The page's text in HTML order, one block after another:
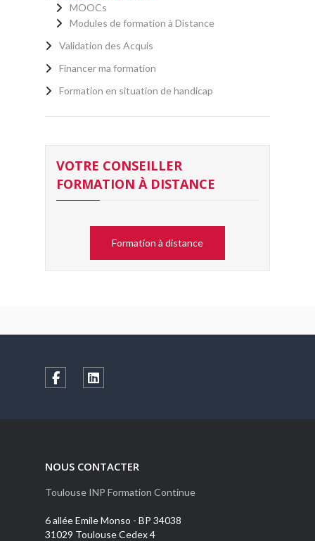
MOOCs
Modules de formation à Distance
Validation des Acquis
Financer ma formation
Formation en situation de handicap
VOTRE CONSEILLER
FORMATION À DISTANCE
Formation à distance
NOUS CONTACTER
Toulouse INP Formation Continue
6 allée Emile Monso - BP 34038
31029 Toulouse Cedex 4